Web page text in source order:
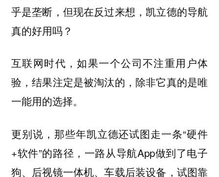
乎是垄断，但现在反过来想，凯立德的导航
真的好用吗？
互联网时代，如果一个公司不注重用户体
验，结果注定是被淘汰的，除非它真的是唯
一能用的选择。
更别说，那些年凯立德还试图走一条“硬件
+软件”的路径，一路从导航App做到了电子
狗、后视镜一体机、车载后装设备，试图靠